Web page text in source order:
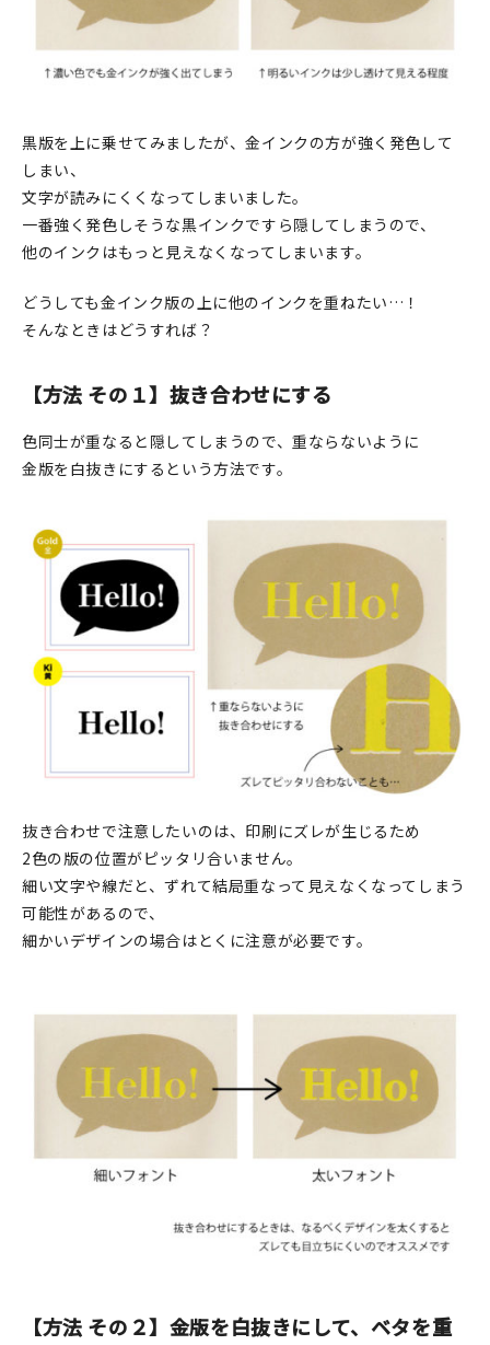
黒版を上に乗せてみましたが、金インクの方が強く発色して
しまい、
文字が読みにくくなってしまいました。
一番強く発色しそうな黒インクですら隠してしまうので、
他のインクはもっと見えなくなってしまいます。
どうしても金インク版の上に他のインクを重ねたい…！
そんなときはどうすれば？
【方法 その１】抜き合わせにする
色同士が重なると隠してしまうので、重ならないように
金版を白抜きにするという方法です。
抜き合わせで注意したいのは、印刷にズレが生じるため
2色の版の位置がピッタリ合いません。
細い文字や線だと、ずれて結局重なって見えなくなってしまう
可能性があるので、
細かいデザインの場合はとくに注意が必要です。
【方法 その２】金版を白抜きにして、ベタを重